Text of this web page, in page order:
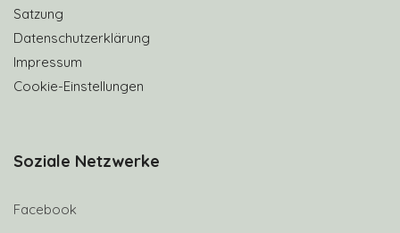
Satzung
Datenschutzerklärung
Impressum
Cookie-Einstellungen
Soziale Netzwerke
Facebook